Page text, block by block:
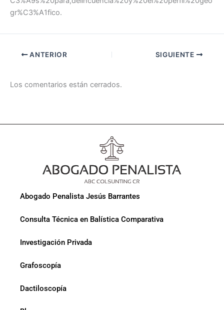
gr%C3%A1fico.
ANTERIOR SIGUIENTE
Los comentarios están cerrados.
Abogado Penalista Jesús Barrantes
Consulta Técnica en Balística Comparativa
Investigación Privada
Grafoscopía
Dactiloscopía